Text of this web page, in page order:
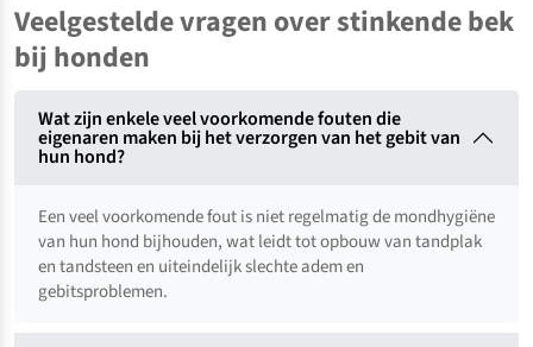
Veelgestelde vragen over stinkende bek
bij honden
Wat zijn enkele veel voorkomende fouten die
eigenaren maken bij het verzorgen van het gebit van
hun hond?
Een veel voorkomende fout is niet regelmatig de mondhygiëne
van hun hond bijhouden, wat leidt tot opbouw van tandplak
en tandsteen en uiteindelijk slechte adem en
gebitsproblemen.